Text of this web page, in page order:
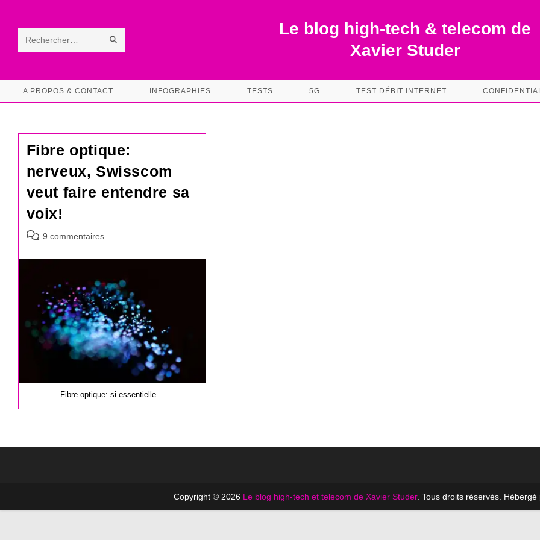
contentRechercher
ce RECHERCHE
Le blog high-tech & telecom de
Xavier Studer
A PROPOS & CONTACT INFOGRAPHIES TESTS 5G TEST DÉBIT INTERNET
Fibre optique:
nerveux, Swisscom
veut faire entendre sa
voix!
Commentaires
la
9 commentaires
Fibre optique: si essentielle...
Copyright © 2026 Le blog high-tech et telecom de Xavier Studer. Tous droits réservés. Hébergé